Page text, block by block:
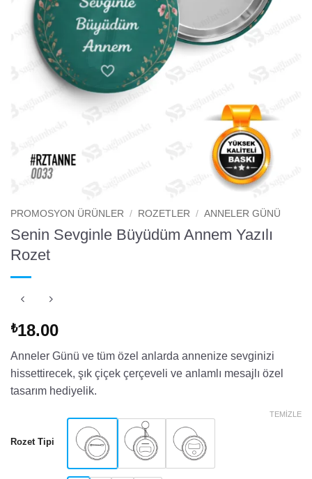
PROMOSYON ÜRÜNLER / ROZETLER / ANNELER GÜNÜ
Senin Sevginle Büyüdüm Annem Yazılı
Rozet
₺18.00
Anneler Günü ve tüm özel anlarda annenize sevginizi
hissettirecek, şık çiçek çerçeveli ve anlamlı mesajlı özel
tasarım hediyelik.
Rozet Tipi
TEMIZLE